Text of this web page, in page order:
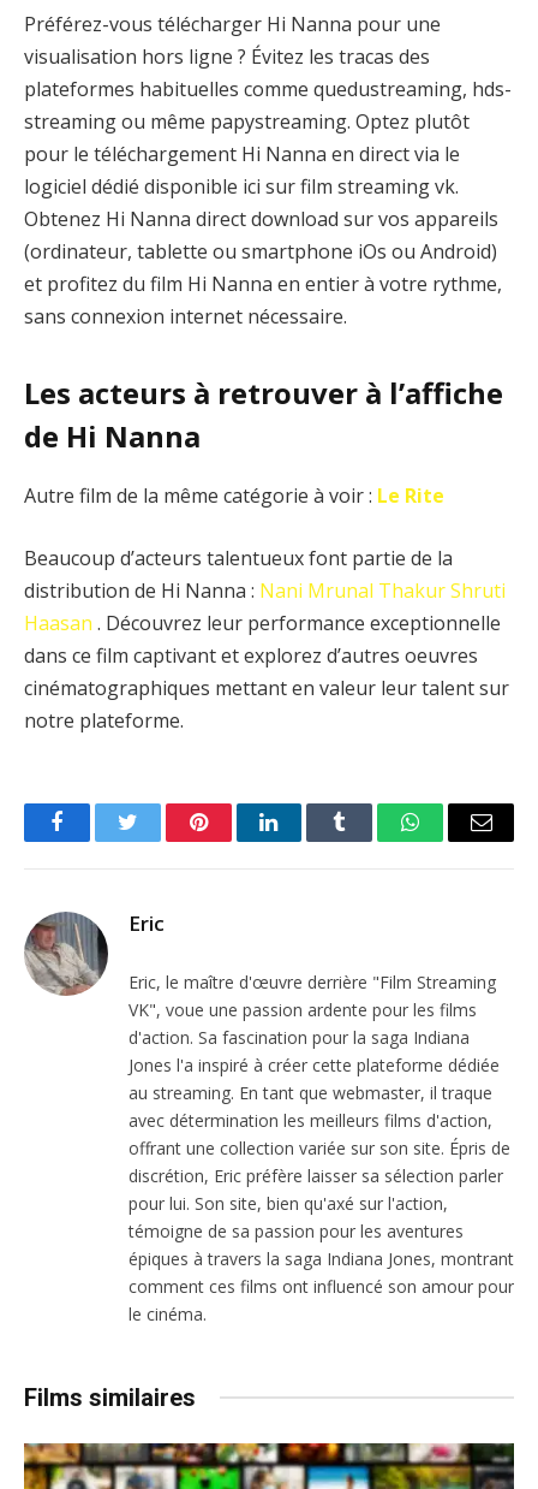
Préférez-vous télécharger Hi Nanna pour une
visualisation hors ligne ? Évitez les tracas des
plateformes habituelles comme quedustreaming, hds-
streaming ou même papystreaming. Optez plutôt
pour le téléchargement Hi Nanna en direct via le
logiciel dédié disponible ici sur film streaming vk.
Obtenez Hi Nanna direct download sur vos appareils
(ordinateur, tablette ou smartphone iOs ou Android)
et profitez du film Hi Nanna en entier à votre rythme,
sans connexion internet nécessaire.
Les acteurs à retrouver à l’affiche
de Hi Nanna
Autre film de la même catégorie à voir : Le Rite
Beaucoup d’acteurs talentueux font partie de la
distribution de Hi Nanna : Nani Mrunal ThakurShruti
Haasan . Découvrez leur performance exceptionnelle
dans ce film captivant et explorez d’autres oeuvres
cinématographiques mettant en valeur leur talent sur
notre plateforme.
FacebookTwitter PinterestLinkedInTumblr WhatsAppEmail
Eric
Eric, le maître d'œuvre derrière "Film Streaming
VK", voue une passion ardente pour les films
d'action. Sa fascination pour la saga Indiana
Jones l'a inspiré à créer cette plateforme dédiée
au streaming. En tant que webmaster, il traque
avec détermination les meilleurs films d'action,
offrant une collection variée sur son site. Épris de
discrétion, Eric préfère laisser sa sélection parler
pour lui. Son site, bien qu'axé sur l'action,
témoigne de sa passion pour les aventures
épiques à travers la saga Indiana Jones, montrant
comment ces films ont influencé son amour pour
le cinéma.
Films similaires